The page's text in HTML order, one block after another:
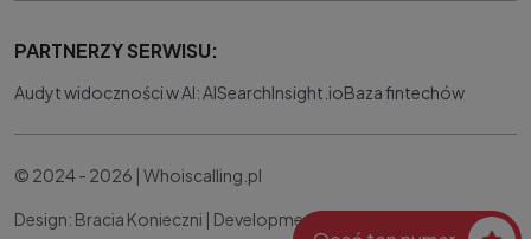
PARTNERZY SERWISU:
Audyt widoczności w AI: AISearchInsight.ioBaza fintechów
© 2024 - 2026 | Whoiscalling.pl
Design: Bracia Konieczni | Development: